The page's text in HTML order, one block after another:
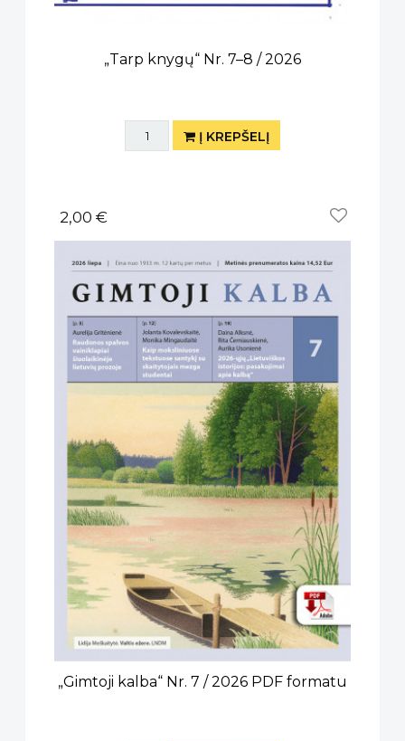
„Tarp knygų“ Nr. 7–8 / 2026
Į KREPŠELĮ
2,00 €
„Gimtoji kalba“ Nr. 7 / 2026 PDF formatu